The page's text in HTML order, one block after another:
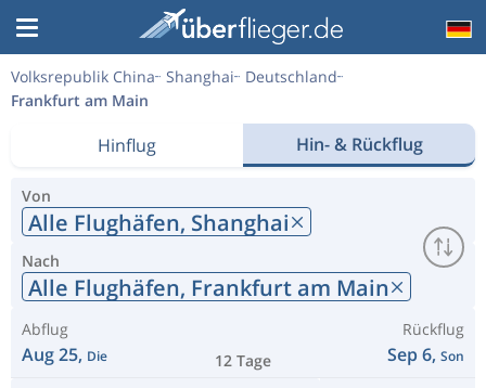
Volksrepublik China Shanghai
Deutschland
Frankfurt am Main
Hinflug Hin- & Rückflug
Von
Alle Flughäfen, Shanghai
Nach
Alle Flughäfen, Frankfurt am Main
Abflug
Aug 25, Die 12 Tage
Rückflug
Sep 6, Son